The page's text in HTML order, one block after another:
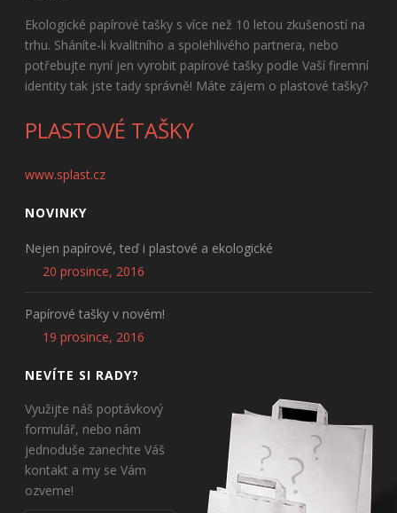
Ekologické papírové tašky s více než 10 letou zkušeností na
trhu. Sháníte-li kvalitního a spolehlivého partnera, nebo
potřebujte nyní jen vyrobit papírové tašky podle Vaší firemní
identity tak jste tady správně! Máte zájem o plastové tašky?
PLASTOVÉ TAŠKY
www.splast.cz
NOVINKY
Nejen papírové, teď i plastové a ekologické
20 prosince, 2016
Papírové tašky v novém!
19 prosince, 2016
NEVÍTE SI RADY?
Využijte náš poptávkový
formulář, nebo nám
jednoduše zanechte Váš
kontakt a my se Vám
ozveme!